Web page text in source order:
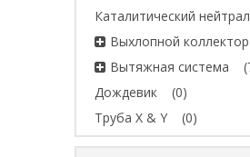
Каталитический
Выхлопной коллектор
Вытяжная система
Дождевик
(0)
Труба X & Y
(0)